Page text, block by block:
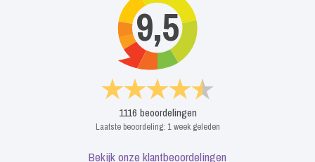
9,5
1116 beoordelingen
Laatste beoordeling: 1 week geleden
Bekijk onze klantbeoordelingen